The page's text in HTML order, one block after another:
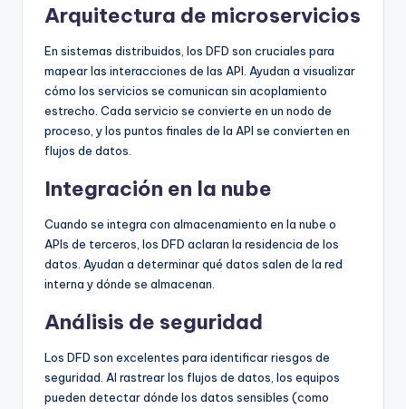
Arquitectura de microservicios
En sistemas distribuidos, los DFD son cruciales para
mapear las interacciones de las API. Ayudan a visualizar
cómo los servicios se comunican sin acoplamiento
estrecho. Cada servicio se convierte en un nodo de
proceso, y los puntos finales de la API se convierten en
flujos de datos.
Integración en la nube
Cuando se integra con almacenamiento en la nube o
APIs de terceros, los DFD aclaran la residencia de los
datos. Ayudan a determinar qué datos salen de la red
interna y dónde se almacenan.
Análisis de seguridad
Los DFD son excelentes para identificar riesgos de
seguridad. Al rastrear los flujos de datos, los equipos
pueden detectar dónde los datos sensibles (como